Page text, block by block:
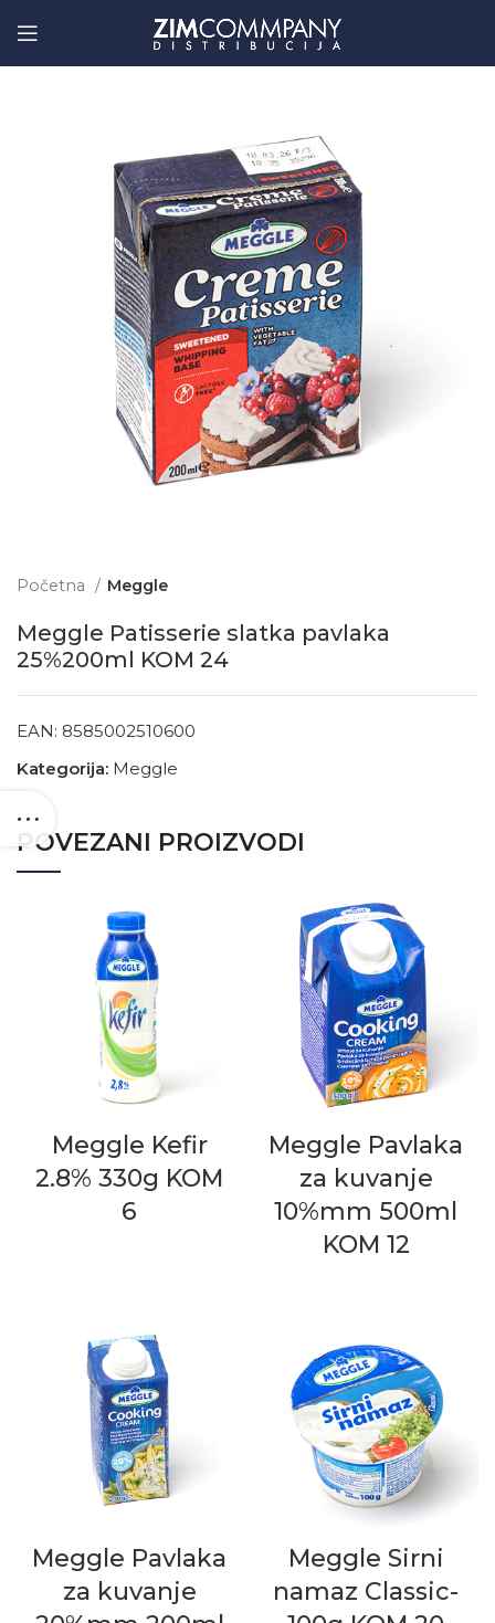
Početna Meggle
Meggle Patisserie slatka pavlaka
25%200ml KOM 24
EAN: 8585002510600
Kategorija: Meggle
POVEZANI PROIZVODI
Meggle Kefir
2.8% 330g KOM
6
Meggle Pavlaka
za kuvanje
10%mm 500ml
KOM 12
Meggle Pavlaka
za kuvanje
Meggle Sirni
namaz Classic-